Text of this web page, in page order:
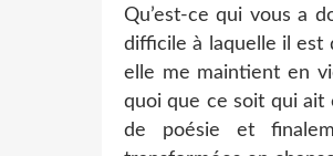
Qu’est-ce qui vous a
difficile à laquelle il est
elle me maintient en
quoi que ce soit qui ait
de poésie et